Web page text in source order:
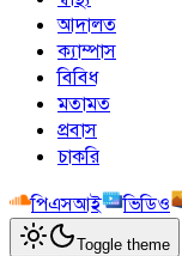
আদালত
ক্যাম্পাস
বিবিধ
মতামত
প্রবাস
চাকরি
পিএসআই
ভিডিও
Toggle theme